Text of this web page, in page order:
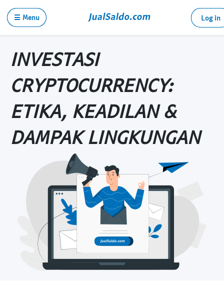
☰ Menu Log in
INVESTASI
CRYPTOCURRENCY:
ETIKA, KEADILAN &
DAMPAK LINGKUNGAN